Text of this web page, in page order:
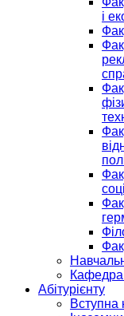
і
Кафедра
Абітурієнту
Вступна